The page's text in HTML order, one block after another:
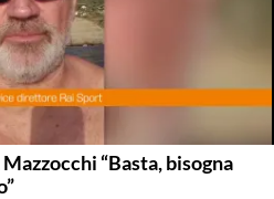
“Basta, bisogna